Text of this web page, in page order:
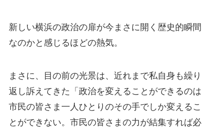
新しい横浜の政治の扉が今まさに開く歴史的瞬間
なのかと感じるほどの熱気。
まさに、目の前の光景は、近れまで私自身も繰り
返し訴えてきた「政治を変えることができるのは
市民の皆さま一人ひとりのその手でしか変えるこ
とができない。市民の皆さまの力が結集すれば必